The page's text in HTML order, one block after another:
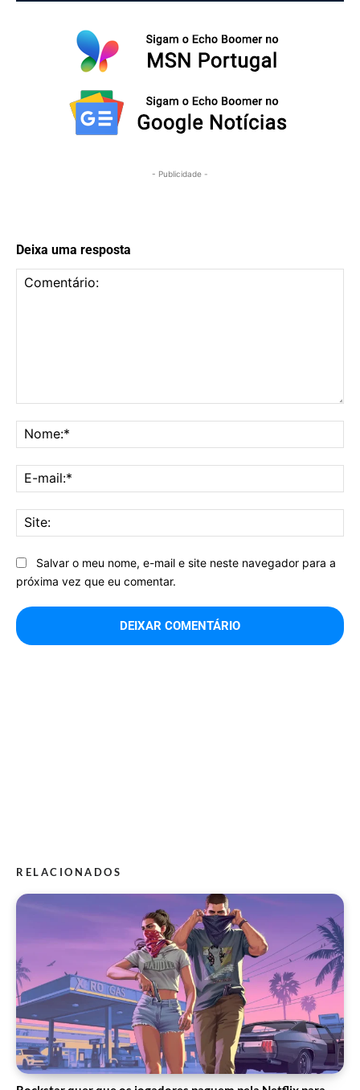
- Publicidade -
Deixa uma resposta
Salvar o meu nome, e-mail e site neste navegador para a
próxima vez que eu comentar.
RELACIONADOS